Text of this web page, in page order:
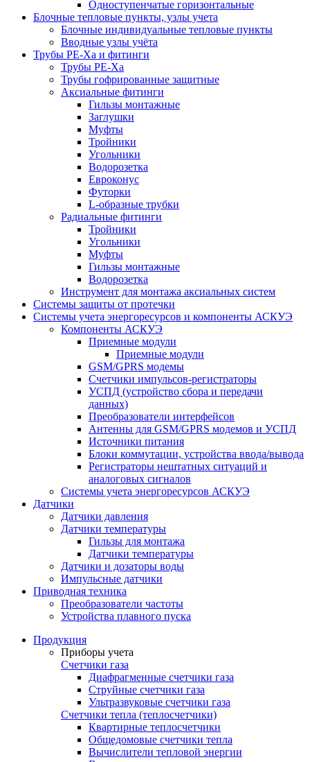
Одноступенчатые горизонтальные
Блочные тепловые пункты, узлы учета
Блочные индивидуальные тепловые пункты
Вводные узлы учёта
Трубы РЕ-Ха и фитинги
Трубы РЕ-Ха
Трубы гофрированные защитные
Аксиальные фитинги
Гильзы монтажные
Заглушки
Муфты
Тройники
Угольники
Водорозетка
Евроконус
Футорки
L-образные трубки
Радиальные фитинги
Тройники
Угольники
Муфты
Гильзы монтажные
Водорозетка
Инструмент для монтажа аксиальных систем
Системы защиты от протечки
Системы учета энергоресурсов и компоненты АСКУЭ
Компоненты АСКУЭ
Приемные модули
Приемные модули
GSM/GPRS модемы
Счетчики импульсов-регистраторы
УСПД (устройство сбора и передачи
данных)
Преобразователи интерфейсов
Антенны для GSM/GPRS модемов и УСПД
Источники питания
Блоки коммутации, устройства ввода/вывода
Регистраторы нештатных ситуаций и
аналоговых сигналов
Системы учета энергоресурсов АСКУЭ
Датчики
Датчики давления
Датчики температуры
Гильзы для монтажа
Датчики температуры
Датчики и дозаторы воды
Импульсные датчики
Приводная техника
Преобразователи частоты
Устройства плавного пуска
Продукция
Приборы учета
Счетчики газа
Диафрагменные счетчики газа
Струйные счетчики газа
Ультразвуковые счетчики газа
Счетчики тепла (теплосчетчики)
Квартирные теплосчетчики
Общедомовые счетчики тепла
Вычислители тепловой энергии